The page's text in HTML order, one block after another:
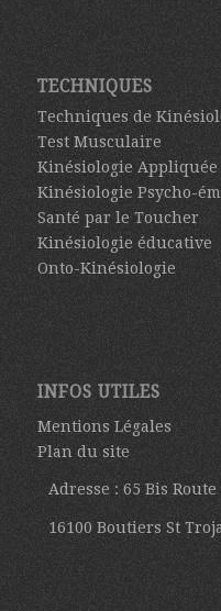
TECHNIQUES
Techniques de
Test Musculaire
Kinésiologie Appliquée
Kinésiologie Psycho-
Santé par le Toucher
Kinésiologie éducative
Onto-Kinésiologie
INFOS UTILES
Mentions Légales
Plan du site
Adresse : 65 Bis Route
16100 Boutiers St